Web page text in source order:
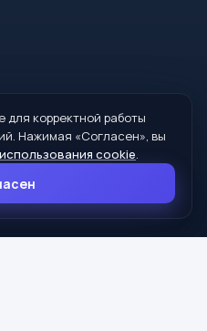
Администрации МО
Сухой Лог, ул. Кирова, дом 7
корректной работы
Нажимая «Согласен», вы
cookie.